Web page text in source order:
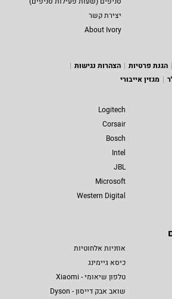
יצירת קשר
About Ivory
הגנת פרטיות
הצהרות נגישות
מגזין אייבורי
Logitech
Corsair
Bosch
Intel
JBL
Microsoft
Western Digital
אוזניות אלחוטיות
כיסא גיימינג
טלפון שיאומי - Xiaomi
שואב אבק דייסון - Dyson